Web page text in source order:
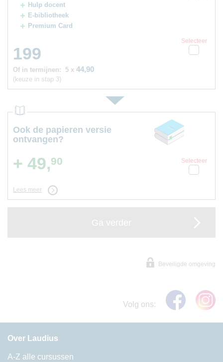
Hulp docent
E-bibliotheek
Premium Card
199
Selecteer
Of in termijnen: 5 x 44,90
(keuze in stap 3)
Ook de papieren versie
ontvangen?
Selecteer
+ 49,90
Lees meer
Beveiligde omgeving
Volg ons:
Over Laudius
A-Z alle cursussen